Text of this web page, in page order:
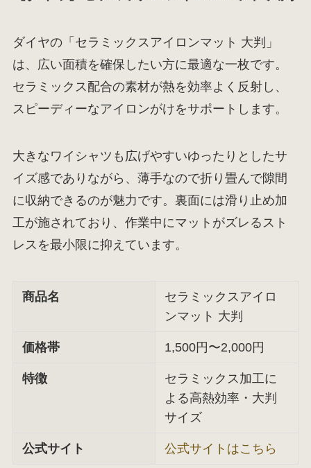
ダイヤの「セラミックスアイロンマット 大判」
は、広い面積を確保したい方に最適な一枚です。
セラミックス配合の素材が熱を効率よく反射し、
スピーディーなアイロンがけをサポートします。
大きなワイシャツも広げやすいゆったりとしたサ
イズ感でありながら、薄手なので折り畳んで隙間
に収納できるのが魅力です。裏面には滑り止め加
工が施されており、作業中にマットがズレるスト
レスを最小限に抑えています。
商品名
セラミックスアイロ
ンマット 大判
価格帯 1,500円〜2,000円
特徴
セラミックス加工に
よる高熱効率・大判
サイズ
公式サイト 公式サイトはこちら